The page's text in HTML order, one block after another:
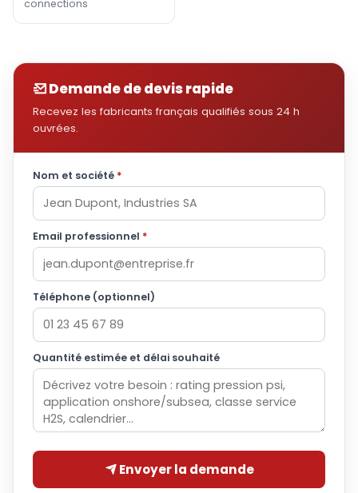
connections
Demande de devis rapide
Recevez les fabricants français qualifiés sous 24 h
ouvrées.
Nom et société *
Email professionnel *
Téléphone (optionnel)
Quantité estimée et délai souhaité
Envoyer la demande